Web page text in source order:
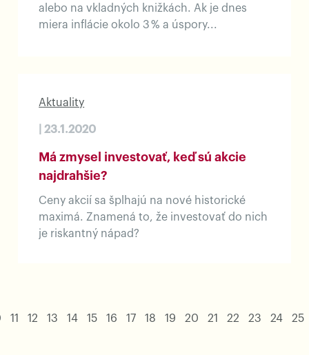
alebo na vkladných knižkách. Ak je dnes
miera inflácie okolo 3 % a úspory...
Aktuality
| 23.1.2020
Má zmysel investovať, keď sú akcie
najdrahšie?
Ceny akcií sa šplhajú na nové historické
maximá. Znamená to, že investovať do nich
je riskantný nápad?
11 12 13 14 15 16 17 18 19 20 21 22 23 24 25